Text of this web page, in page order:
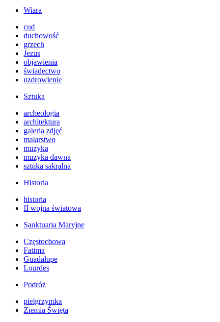
Wiara
cud
duchowość
grzech
Jezus
objawienia
świadectwo
uzdrowienie
Sztuka
archeologia
architektura
galeria zdjęć
malarstwo
muzyka
muzyka dawna
sztuka sakralna
Historia
historia
II wojna światowa
Sanktuaria Maryjne
Częstochowa
Fatima
Guadalupe
Lourdes
Podróż
pielgrzymka
Ziemia Święta